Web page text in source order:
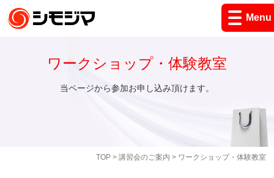
Menu
TOP> 講習会のご案内 > ワークショップ・体験教室
ワークショップ・体験教室
当ページから参加お申し込み頂けます。